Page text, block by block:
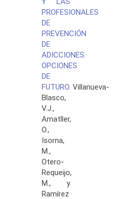
PROFESIONALES
DE
PREVENCIÓN
DE
ADICCIONES.
OPCIONES
DE
FUTURO. Villanueva-
Blasco,
V.J.,
Amatller,
O.,
Isorna,
M.,
Otero-
Requeijo,
M., y
Ramírez